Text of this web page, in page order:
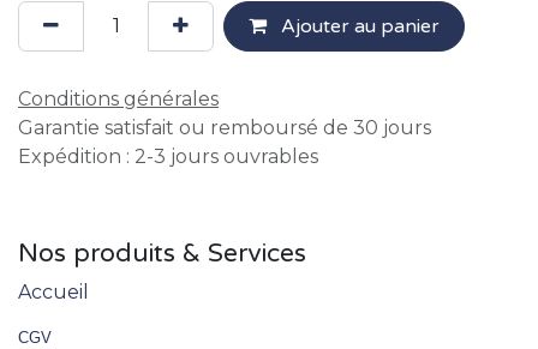
Ajouter au panier
Conditions générales
Garantie satisfait ou remboursé de 30 jours
Expédition : 2-3 jours ouvrables
Nos produits & Services
Accueil
CGV